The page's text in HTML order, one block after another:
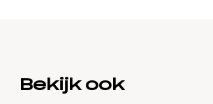
Bekijk ook